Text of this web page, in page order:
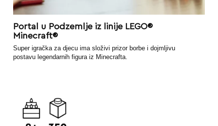
Portal u Podzemlje iz linije LEGO®
Minecraft®
Super igračka za djecu ima složivi prizor borbe i dojmljivu
postavu legendarnih figura iz Minecrafta.